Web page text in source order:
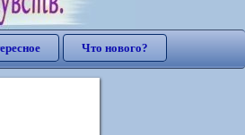
Что нового?